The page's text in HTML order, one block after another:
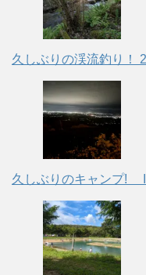
久しぶりの渓流釣り！
久しぶりのキャンプ!